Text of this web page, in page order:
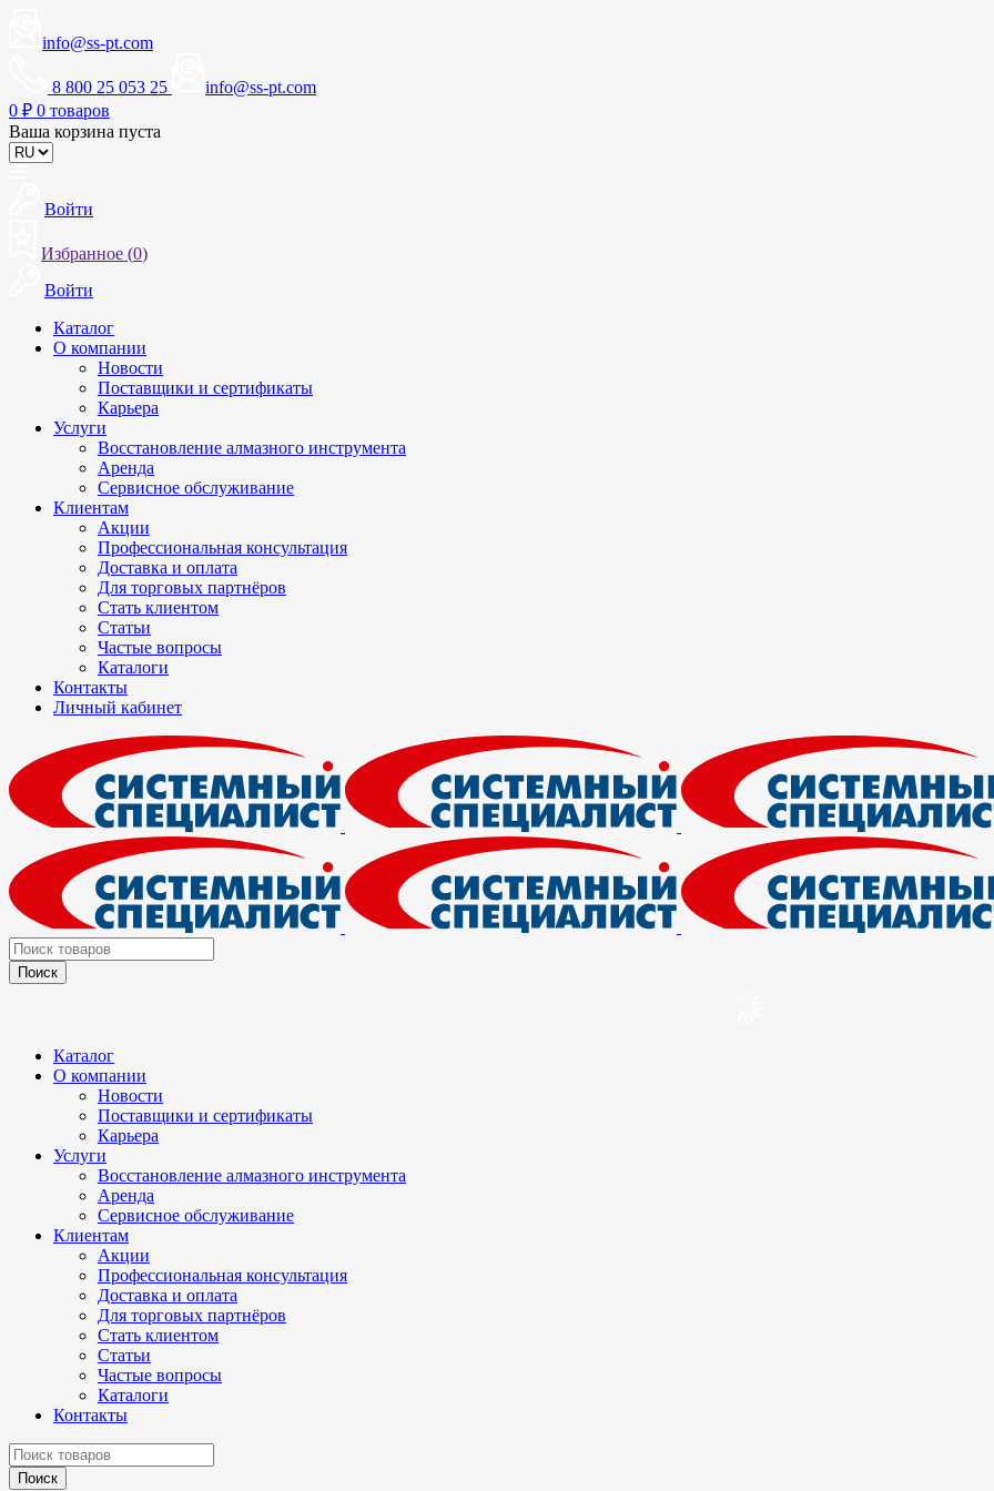
info@ss-pt.com
8 800 25 053 25
info@ss-pt.com
0 ₽ 0 товаров
Ваша корзина пуста
Войти
Избранное (0)
Войти
Каталог
О компании
Новости
Поставщики и сертификаты
Карьера
Услуги
Восстановление алмазного инструмента
Аренда
Сервисное обслуживание
Клиентам
Акции
Профессиональная консультация
Доставка и оплата
Для торговых партнёров
Стать клиентом
Статьи
Частые вопросы
Каталоги
Контакты
Личный кабинет
Каталог
О компании
Новости
Поставщики и сертификаты
Карьера
Услуги
Восстановление алмазного инструмента
Аренда
Сервисное обслуживание
Клиентам
Акции
Профессиональная консультация
Доставка и оплата
Для торговых партнёров
Стать клиентом
Статьи
Частые вопросы
Каталоги
Контакты